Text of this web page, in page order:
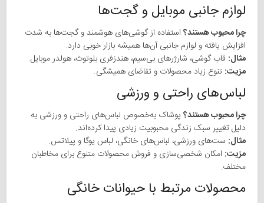
لوازم جانبی موبایل و گجت‌ها
چرا محبوب هستند؟ استفاده از گوشی‌های هوشمند و گجت‌ها به شدت
افزایش یافته و لوازم جانبی آن‌ها همیشه بازار خوبی دارد.
مثال: قاب گوشی، شارژرهای بی‌سیم، هندزفری بلوتوث، هولدر موبایل.
مزیت: تنوع زیاد محصولات و تقاضای همیشگی.
لباس‌های راحتی و ورزشی
چرا محبوب هستند؟ پوشاک به‌خصوص لباس‌های راحتی و ورزشی به
دلیل تغییر سبک زندگی محبوبیت زیادی پیدا کرده‌اند.
مثال: ست‌های ورزشی، لباس‌های خانگی، لباس یوگا و پیلاتس.
مزیت: امکان شخصی‌سازی و فروش محصولات متنوع برای مخاطبان
مختلف.
محصولات مرتبط با حیوانات خانگی